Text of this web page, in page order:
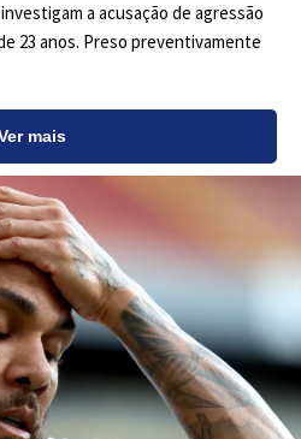
a acusação de agressão
23 anos. Preso preventivamente
mais